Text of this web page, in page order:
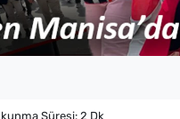
Süresi: 2 Dk